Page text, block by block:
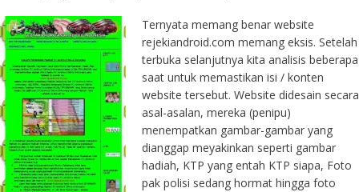
Ternyata memang benar website
rejekiandroid.com memang eksis. Setelah
terbuka selanjutnya kita analisis beberapa
saat untuk memastikan isi / konten
website tersebut. Website didesain secara
asal-asalan, mereka (penipu)
menempatkan gambar-gambar yang
dianggap meyakinkan seperti gambar
hadiah, KTP yang entah KTP siapa, Foto
pak polisi sedang hormat hingga foto